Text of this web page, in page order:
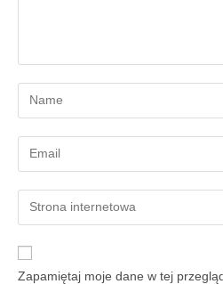
Zapamiętaj moje dane w tej